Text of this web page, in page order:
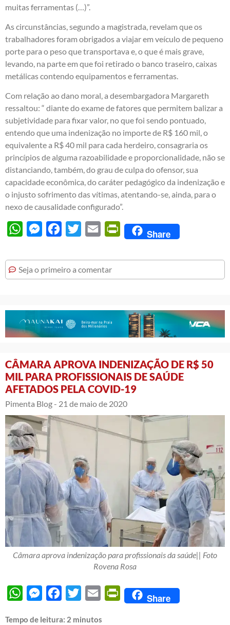
muitas ferramentas (…)”.
As circunstâncias, segundo a magistrada, revelam que os
trabalhadores foram obrigados a viajar em veículo de pequeno
porte para o peso que transportava e, o que é mais grave,
levando, na parte em que foi retirado o banco traseiro, caixas
metálicas contendo equipamentos e ferramentas.
Com relação ao dano moral, a desembargadora Margareth
ressaltou: “ diante do exame de fatores que permitem balizar a
subjetividade para fixar valor, no que foi sendo pontuado,
entendo que uma indenização no importe de R$ 160 mil, o
equivalente a R$ 40 mil para cada herdeiro, consagraria os
princípios de alguma razoabilidade e proporcionalidade, não se
distanciando, também, do grau de culpa do ofensor, sua
capacidade econômica, do caráter pedagógico da indenização e
o injusto sofrimento das vítimas, atentando-se, ainda, para o
nexo de causalidade configurado”.
WhatsAppMessengerFacebook
Twitter Email PrintFriendly
Share
Seja o primeiro a comentar
CÂMARA APROVA INDENIZAÇÃO DE R$ 50
MIL PARA PROFISSIONAIS DE SAÚDE
AFETADOS PELA COVID-19
Pimenta Blog - 21 de maio de 2020
Câmara aprova indenização para profissionais da saúde|| Foto
Rovena Rosa
WhatsAppMessengerFacebook
Twitter Email PrintFriendly
Share
Tempo de leitura: 2 minutos